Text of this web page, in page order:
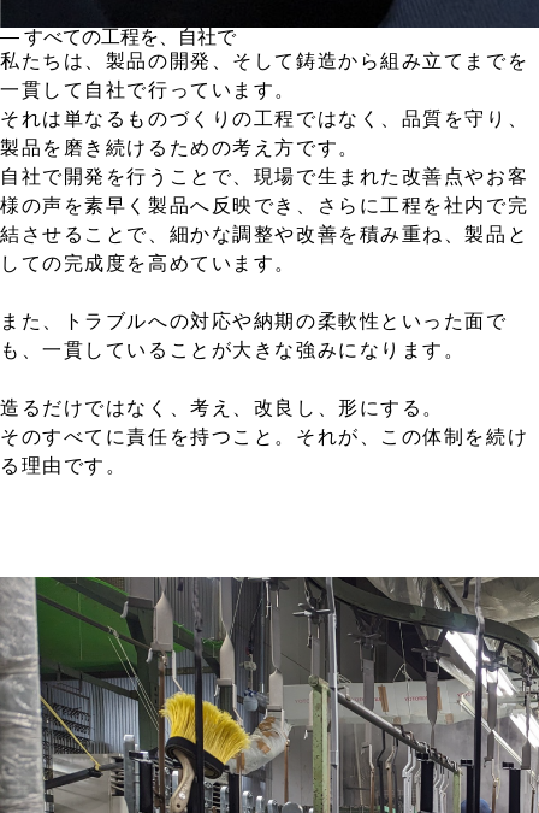
― すべての工程を、自社で
私たちは、製品の開発、そして鋳造から組み立てまでを
一貫して自社で行っています。
それは単なるものづくりの工程ではなく、品質を守り、
製品を磨き続けるための考え方です。
自社で開発を行うことで、現場で生まれた改善点やお客
様の声を素早く製品へ反映でき、さらに工程を社内で完
結させることで、細かな調整や改善を積み重ね、製品と
しての完成度を高めています。
また、トラブルへの対応や納期の柔軟性といった面で
も、一貫していることが大きな強みになります。
造るだけではなく、考え、改良し、形にする。
そのすべてに責任を持つこと。それが、この体制を続け
る理由です。